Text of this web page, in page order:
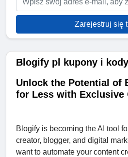
Zarejestruj się
Blogify pl kupony i
Unlock the Potential of
for Less with Exclusive
Blogify is becoming the AI ​​tool
creator, blogger, and digital
want to automate your content